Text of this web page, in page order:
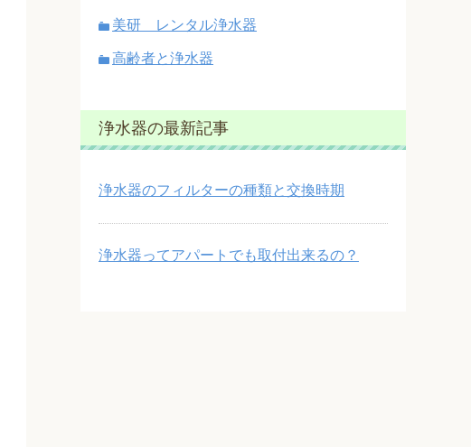
美研 レンタル浄水器
高齢者と浄水器
浄水器の最新記事
浄水器のフィルターの種類と交換時期
浄水器ってアパートでも取付出来るの？